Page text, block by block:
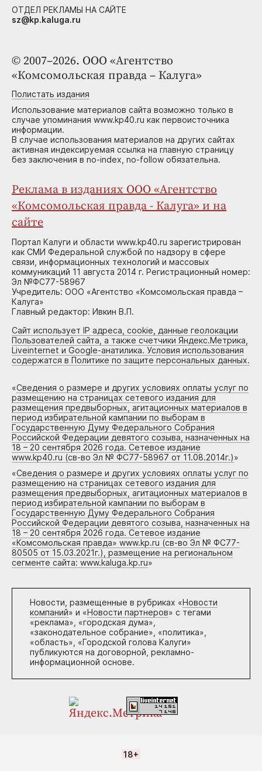
© 2007–2026. ООО «Агентство
«Комсомольская правда – Калуга»
Полистать издания
Использование материалов сайта возможно только в
случае упоминания www.kp40.ru как первоисточника
информации.
В случае использования материалов на других сайтах
активная индексируемая ссылка на главную страницу
без заключения в no-index, no-follow обязательна.
Реклама в изданиях ООО «Агентство
«Комсомольская правда - Калуга» и на
сайте
Портал Калуги и области www.kp40.ru зарегистрирован
как СМИ Федеральной службой по надзору в сфере
связи, информационных технологий и массовых
коммуникаций 11 августа 2014 г. Регистрационный номер:
Эл №ФС77-58967
Учредитель: ООО «Агентство «Комсомольская правда –
Калуга»
Главный редактор: Ивкин В.П.
Сайт использует IP адреса, cookie, данные геолокации
Пользователей сайта, а также счетчики Яндекс.Метрика,
Liveinternet и Google-анатилика. Условия использования
содержатся в Политике по защите персональных данных.
«Сведения о размере и других условиях оплаты услуг по
размещению на страницах сетевого издания для
размещения предвыборных, агитационных материалов в
период избирательной кампании по выборам в
Государственную Думу Федерального Собрания
Российской Федерации девятого созыва, назначенных на
18 – 20 сентября 2026 года. Сетевое издание
www.kp40.ru (св-во Эл № ФС77-58967 от 11.08.2014г.)»
«Сведения о размере и других условиях оплаты услуг по
размещению на страницах сетевого издания для
размещения предвыборных, агитационных материалов в
период избирательной кампании по выборам в
Государственную Думу Федерального Собрания
Российской Федерации девятого созыва, назначенных на
18 – 20 сентября 2026 года. Сетевое издание
«Комсомольская правда» www.kp.ru (св-во Эл № ФС77-
80505 от 15.03.2021г.), размещение на региональном
сегменте сайта: www.kaluga.kp.ru»
Новости, размещенные в рубриках «Новости
компаний» и «Новости партнеров» с тегами
«реклама», «городская дума»,
«законодательное собрание», «политика»,
«область», «Городской голова Калуги»
публикуются на договорной, рекламно-
информационной основе.
ОТДЕЛ РЕКЛАМЫ НА САЙТЕ
sz@kp.kaluga.ru
18+